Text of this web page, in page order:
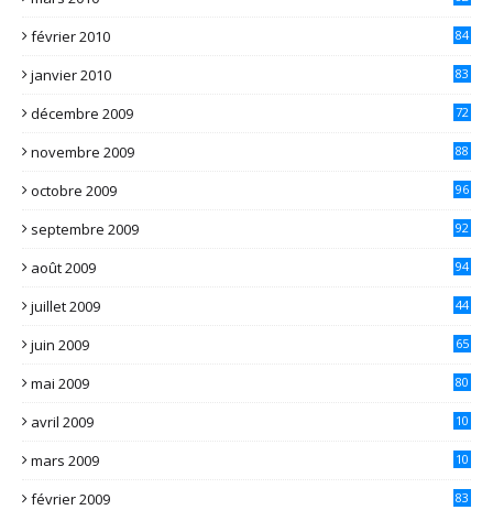
février 2010 84
janvier 2010 83
décembre 2009 72
novembre 2009 88
octobre 2009 96
septembre 2009 92
août 2009 94
juillet 2009 44
juin 2009 65
mai 2009 80
avril 2009
10
mars 2009
10
février 2009 83